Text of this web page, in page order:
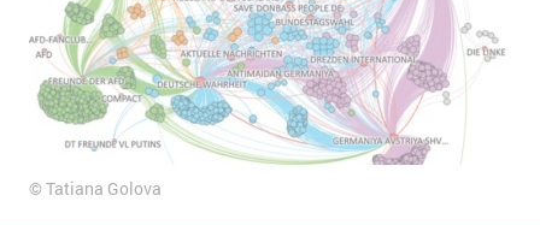
Tatiana Golova